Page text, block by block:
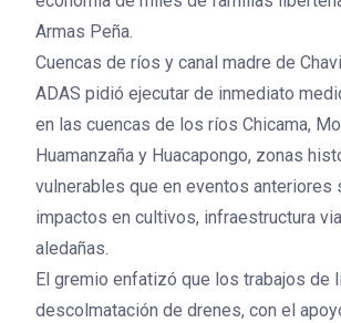
Armas Peña.
Cuencas de ríos y canal madre de
ADAS pidió ejecutar de inmediato
en las cuencas de los ríos Chicama,
Huamanzaña y Huacapongo, zonas
vulnerables que en eventos anteriores
impactos en cultivos, infraestructura
aledañas.
El gremio enfatizó que los trabajos de
descolmatación de drenes, con el